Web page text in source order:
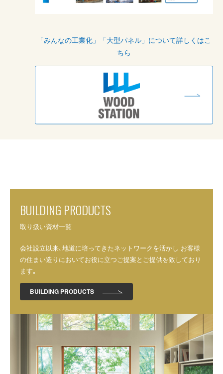
「みんなの工業化」「大型パネル」について詳しくはこ
ちら
BUILDING PRODUCTS
取り扱い資材一覧
会社設立以来､地道に培ってきたネットワークを活かし お客様
の住まい造りにおいてお役に立つご提案とご提供を致しており
ます｡
BUILDING PRODUCTS